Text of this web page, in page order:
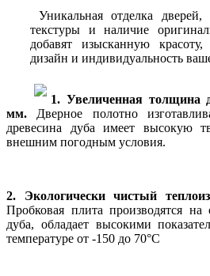
Уникальная отделка дверей,
текстуры и наличие
добавят изысканную
дизайн и индивидуальность
1. Увеличенная толщина
мм. Дверное полотно
древесина дуба имеет высокую
внешним погодным условия.
2. Экологически чистый
Пробковая плита производятся на
дуба, обладает высокими
температуре от -150 до 70°С